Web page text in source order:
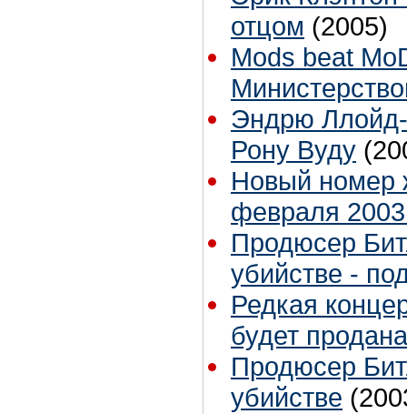
отцом (2005)
Mods beat
Эндрю Ллойд-
Рону Вуду
Новый номер
февраля
Продюсер
убийстве -
Редкая
будет
Продюсер
убийстве